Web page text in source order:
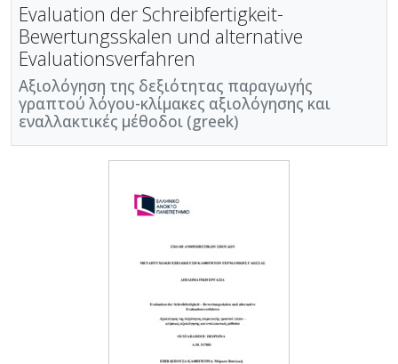
Evaluation der Schreibfertigkeit-
Bewertungsskalen und alternative
Evaluationsverfahren
Αξιολόγηση της δεξιότητας παραγωγής
γραπτού λόγου-κλίμακες αξιολόγησης και
εναλλακτικές μέθοδοι (greek)